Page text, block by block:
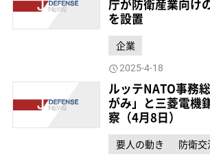
庁が防衛産業向け
を設置
企業
2025-4-18
ルッテNATO事務
がみ」と三菱電機
察（4月8日）
要人の動き 防衛交